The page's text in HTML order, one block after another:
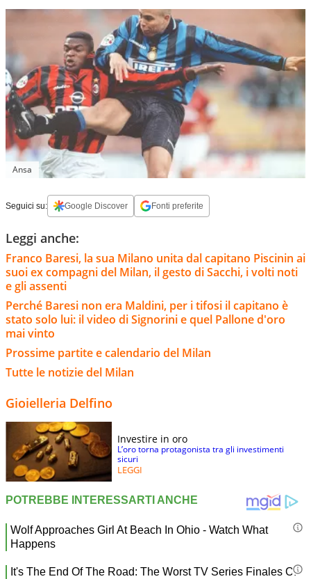
Ansa
Seguici su: Google Discover Fonti preferite
Leggi anche:
Franco Baresi, la sua Milano unita dal capitano Piscinin ai
suoi ex compagni del Milan, il gesto di Sacchi, i volti noti
e gli assenti
Perché Baresi non era Maldini, per i tifosi il capitano è
stato solo lui: il video di Signorini e quel Pallone d'oro
mai vinto
Prossime partite e calendario del Milan
Tutte le notizie del Milan
Gioielleria Delfino
Investire in oro
L’oro torna protagonista tra gli investimenti
sicuri
LEGGI